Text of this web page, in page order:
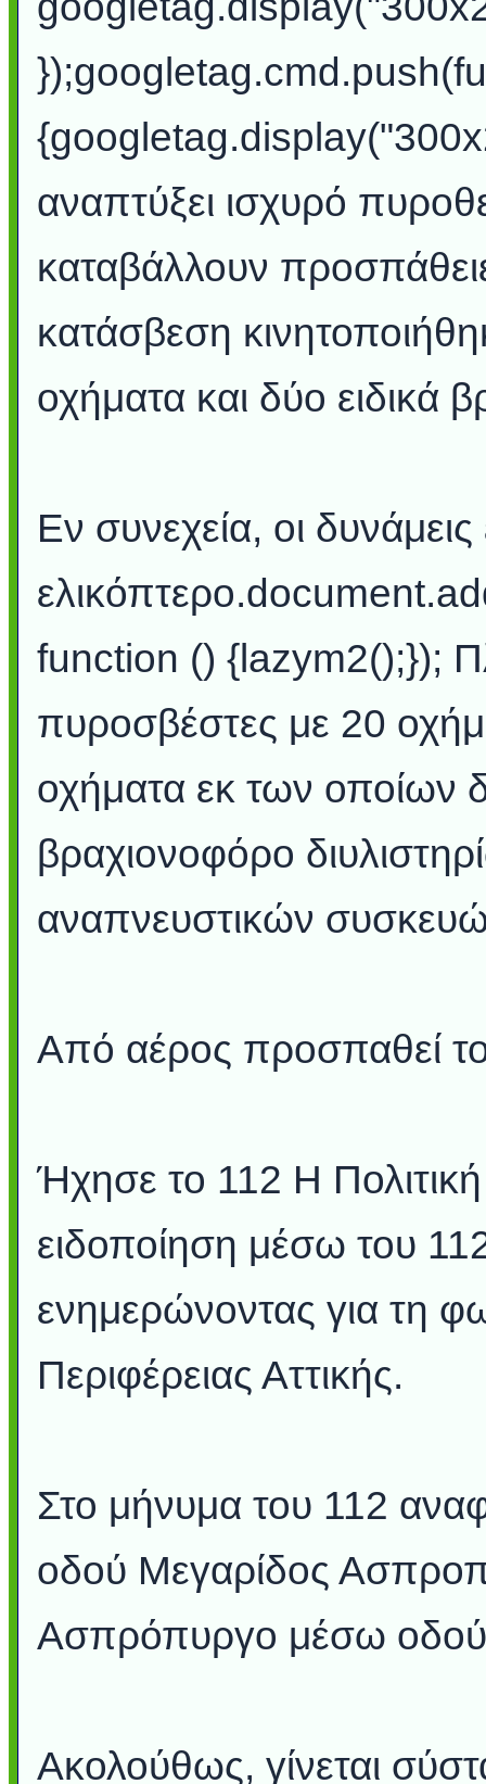
αναπτύξει ισχυρό
καταβάλλουν
κατάσβεση
οχήματα και δύο ειδικά
Εν συνεχεία, οι
function () {lazym2();});
πυροσβέστες με 20
οχήματα εκ των οποίων
βραχιονοφόρο
αναπνευστικών
Από αέρος προσπαθεί
Ήχησε το 112 Η
ειδοποίηση μέσω του
ενημερώνοντας για τη
Περιφέρειας Αττικής.
Στο μήνυμα του 112
οδού Μεγαρίδος
Ασπρόπυργο μέσω οδού
Ακολούθως, γίνεται